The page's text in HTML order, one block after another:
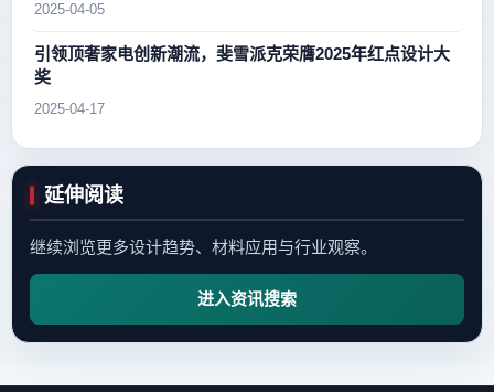
2025-04-05
引领顶奢家电创新潮流，斐雪派克荣膺2025年红点设计大
奖
2025-04-17
延伸阅读
继续浏览更多设计趋势、材料应用与行业观察。
进入资讯搜索